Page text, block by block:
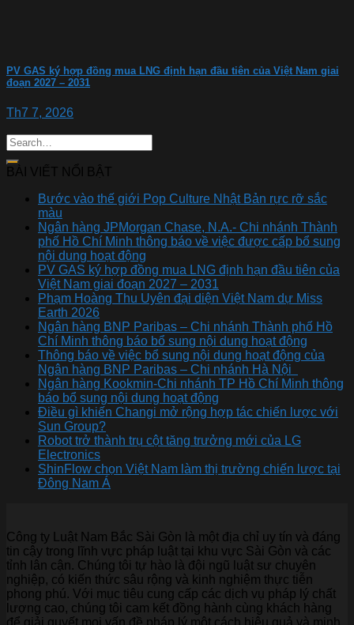
PV GAS ký hợp đồng mua LNG định hạn đầu tiên của Việt Nam giai
đoạn 2027 – 2031
Th7 7, 2026
BÀI VIẾT NỔI BẬT
Bước vào thế giới Pop Culture Nhật Bản rực rỡ sắc
màu
Ngân hàng JPMorgan Chase, N.A.- Chi nhánh Thành
phố Hồ Chí Minh thông báo về việc được cấp bổ sung
nội dung hoạt động
PV GAS ký hợp đồng mua LNG định hạn đầu tiên của
Việt Nam giai đoạn 2027 – 2031
Phạm Hoàng Thu Uyên đại diện Việt Nam dự Miss
Earth 2026
Ngân hàng BNP Paribas – Chi nhánh Thành phố Hồ
Chí Minh thông báo bổ sung nội dung hoạt động
Thông báo về việc bổ sung nội dung hoạt động của
Ngân hàng BNP Paribas – Chi nhánh Hà Nội
Ngân hàng Kookmin-Chi nhánh TP Hồ Chí Minh thông
báo bổ sung nội dung hoạt động
Điều gì khiến Changi mở rộng hợp tác chiến lược với
Sun Group?
Robot trở thành trụ cột tăng trưởng mới của LG
Electronics
ShinFlow chọn Việt Nam làm thị trường chiến lược tại
Đông Nam Á
Công ty Luật Nam Bắc Sài Gòn là một địa chỉ uy tín và đáng
tin cậy trong lĩnh vực pháp luật tại khu vực Sài Gòn và các
tỉnh lân cận. Chúng tôi tự hào là đội ngũ luật sư chuyên
nghiệp, có kiến thức sâu rộng và kinh nghiệm thực tiễn
phong phú. Với mục tiêu cung cấp các dịch vụ pháp lý chất
lượng cao, chúng tôi cam kết đồng hành cùng khách hàng